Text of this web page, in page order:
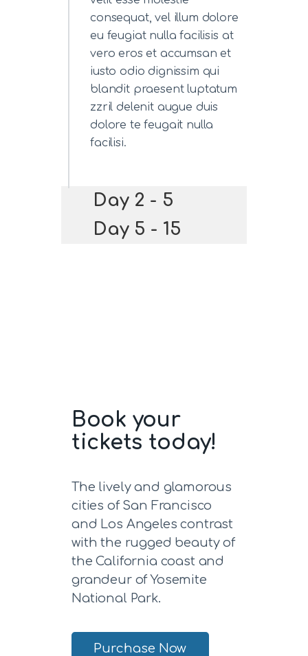
consequat, vel illum dolore
eu feugiat nulla facilisis at
vero eros et accumsan et
iusto odio dignissim qui
blandit praesent luptatum
zzril delenit augue duis
dolore te feugait nulla
facilisi.
Day 2 - 5
Day 5 - 15
Book your
tickets today!
The lively and glamorous
cities of San Francisco
and Los Angeles contrast
with the rugged beauty of
the California coast and
grandeur of Yosemite
National Park.
Purchase Now